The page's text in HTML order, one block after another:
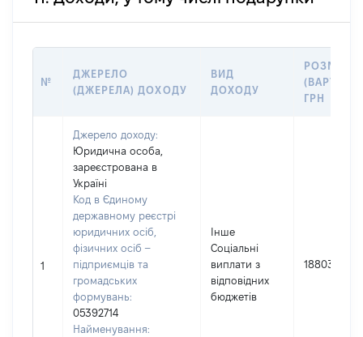
№
ДЖЕРЕЛО
(ДЖЕРЕЛА) ДОХОДУ
ВИД
ДОХОДУ
РОЗМІР
ГРН
1
Джерело доходу:
Юридична особа,
зареєстрована в
Україні
Код в Єдиному
державному реєстрі
юридичних осіб,
фізичних осіб –
підприємців та
громадських
формувань:
05392714
Найменування:
Інше
Соціальні
виплати з
відповідних
бюджетів
18803